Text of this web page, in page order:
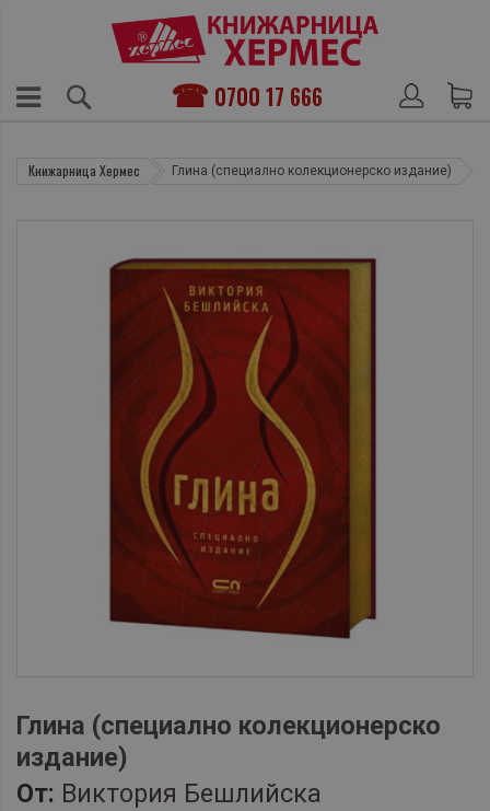
0700 17 666
Книжарница Хермес Глина (специално колекционерско издание)
Глина (специално колекционерско
издание)
От: Виктория Бешлийска